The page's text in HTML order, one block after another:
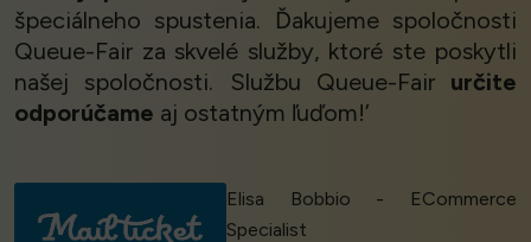
špeciálneho spustenia. Ďakujeme spoločnosti
Queue-Fair za skvelé služby, ktoré ste poskytli
našej spoločnosti. Službu Queue-Fair určite
odporúčame aj ostatným ľuďom!’
Elisa Bobbio - ECommerce
Specialist